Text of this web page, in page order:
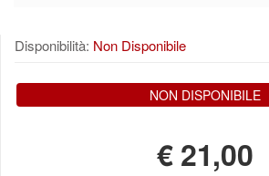
Disponibilità: Non Disponibile
NON DISPONIBILE
€21,00